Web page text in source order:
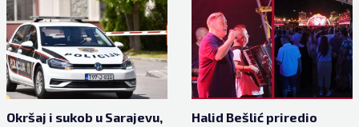
Okršaj i sukob u Sarajevu,
Halid Bešlić priredio